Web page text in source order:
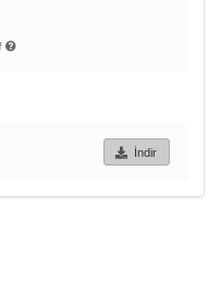
İndir